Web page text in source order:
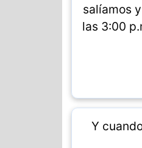
salíamos
las 3:00
Y